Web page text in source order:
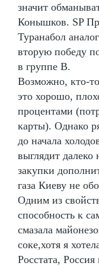
значит
Конышков. SP
Туранабол
вторую победу
в группе В.
Возможно, кто-
это хорошо,
процентами
карты). Однако
до начала
выглядит далеко
закупки
газа Киеву не
Одним из
способность к
смазала
соке,хотя я
Росстата,